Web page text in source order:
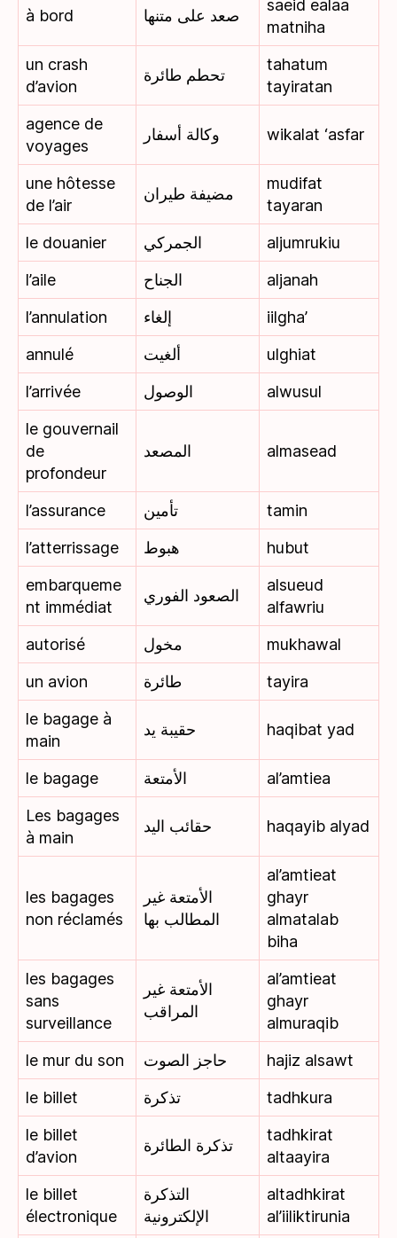
à bord صعد على متنها
saeid ealaa
matniha
un crash
d’avion
تحطم طائرة
tahatum
tayiratan
agence de
voyages
وكالة أسفار wikalat ‘asfar
une hôtesse
de l’air
مضيفة طيران
mudifat
tayaran
le douanier
الجمركي
aljumrukiu
l’aile
الجناح
aljanah
l’annulation
إلغاء
iilgha’
annulé
ألغيت
ulghiat
l’arrivée
الوصول
alwusul
le gouvernail
de
profondeur
المصعد almasead
l’assurance تأمين
tamin
l’atterrissage
هبوط
hubut
embarqueme
nt immédiat
الصعود الفوري
alsueud
alfawriu
autorisé
مخول
mukhawal
un avion
طائرة
tayira
le bagage à
main
حقيبة يد haqibat yad
le bagage الأمتعة
al’amtiea
Les bagages
à main
حقائب اليد haqayib alyad
les bagages
non réclamés
الأمتعة غير
المطالب بها
al’amtieat
ghayr
almatalab
biha
les bagages
sans
surveillance
الأمتعة غير
المراقب
al’amtieat
ghayr
almuraqib
le mur du son
حاجز الصوت
hajiz alsawt
le billet
تذكرة
tadhkura
le billet
d’avion
تذكرة الطائرة
tadhkirat
altaayira
le billet
électronique
التذكرة
الإلكترونية
altadhkirat
al’iiliktirunia